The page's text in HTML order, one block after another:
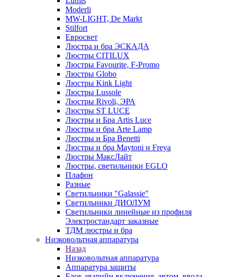
Moderli
MW-LIGHT, De Markt
Stilfort
Евросвет
Люстра и бра ЭСКАДА
Люстры CITILUX
Люстры Favourite, F-Promo
Люстры Globo
Люстры Kink Light
Люстры Lussole
Люстры Rivoli, ЭРА
Люстры ST LUCE
Люстры и Бра Artis Luce
Люстры и бра Arte Lamp
Люстры и Бра Benetti
Люстры и бра Maytoni и Freya
Люстры МаксЛайт
Люстры, светильники EGLO
Плафон
Разные
Светильники "Galassie"
Светильники ДИОЛУМ
Светильники линейные из профиля
Электростандарт заказные
ТДМ люстры и бра
Низковольтная аппаратура
Назад
Низковольтная аппаратура
Аппаратура защиты